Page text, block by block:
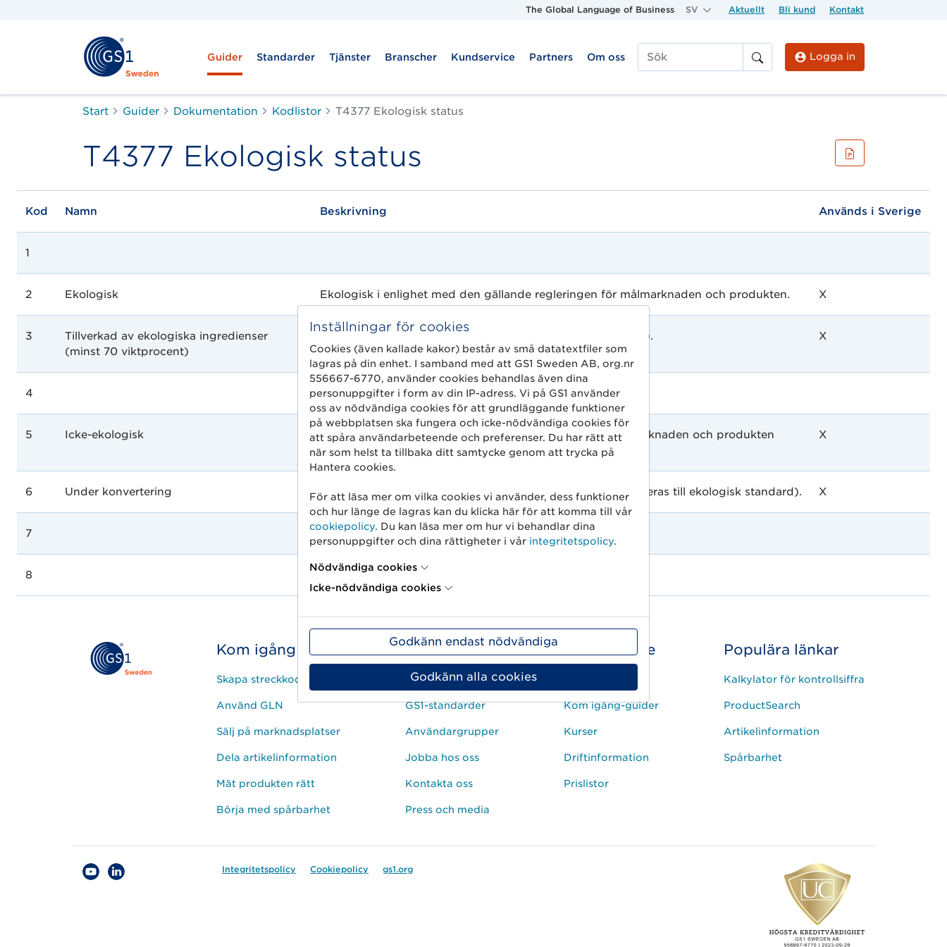
The Global Language of Business SV Aktuellt Bli kund Kontakt
Guider Standarder Tjänster Branscher Kundservice Partners
Om oss
Sök
Logga in
Start Guider Dokumentation Kodlistor T4377 Ekologisk status
T4377 Ekologisk status
Kod Namn Beskrivning Används i Sverige
1
2 Ekologisk Ekologisk i enlighet med den gällande regleringen för målmarknaden och produkten. X
3
Tillverkad av ekologiska ingredienser
(minst 70 viktprocent)
Tillverkad av ekologiska ingredienser (minst 70 viktprocent). X
4
5 Icke-ekologisk
Icke-ekologisk enligt den tillämpliga regleringen för målmarknaden och produkten
(även känd som konventionell odling)
X
6 Under konvertering Under konvertering (produkter som för närvarande konverteras till ekologisk standard). X
7
8
Kom igång
Skapa streckkod
Använd GLN
Sälj på marknadsplatser
Dela artikelinformation
Mät produkten rätt
Börja med spårbarhet
Om oss
Det här är vi
GS1-standarder
Användargrupper
Jobba hos oss
Kontakta oss
Press och media
Kundservice
Kom igång-guider
Kurser
Driftinformation
Prislistor
Populära länkar
Kalkylator för kontrollsiffra
ProductSearch
Artikelinformation
Spårbarhet
Integritetspolicy Cookiepolicy gs1.org
Inställningar för cookies
Cookies (även kallade kakor) består av små datatextfiler som
lagras på din enhet. I samband med att GS1 Sweden AB, org.nr
556667-6770, använder cookies behandlas även dina
personuppgifter i form av din IP-adress. Vi på GS1 använder
oss av nödvändiga cookies för att grundläggande funktioner
på webbplatsen ska fungera och icke-nödvändiga cookies för
att spåra användarbeteende och preferenser. Du har rätt att
när som helst ta tillbaka ditt samtycke genom att trycka på
Hantera cookies.
För att läsa mer om vilka cookies vi använder, dess funktioner
och hur länge de lagras kan du klicka här för att komma till vår
cookiepolicy. Du kan läsa mer om hur vi behandlar dina
personuppgifter och dina rättigheter i vår integritetspolicy.
Nödvändiga cookies
Icke-nödvändiga cookies
Godkänn endast nödvändiga
Godkänn alla cookies